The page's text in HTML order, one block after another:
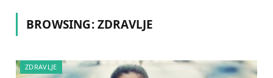
BROWSING:ZDRAVLJE
ZDRAVLJE